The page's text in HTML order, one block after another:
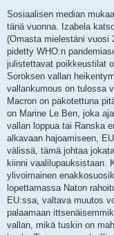
Sosiaalisen median
tänä vuonna. Izabela
(Omasta mielestäni vuosi
pidetty WHO:n
julistettavat poikkeustilat
Soroksen vallan
vallankumous on tulossa
Macron on pakotettuna
on Marine Le Ben, joka
vallan loppua tai Ranska
alkavaan hajoamiseen,
välissä, tämä johtaa
kiinni vaalilupauksistaan.
ylivoimainen
lopettamassa Naton
EU:ssa, valtava muutos
palaamaan
vallan, mikä tuskin on